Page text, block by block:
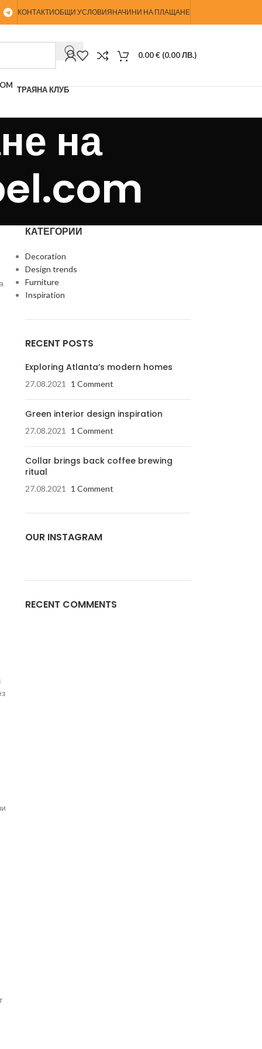
КОНТАКТИОБЩИ УСЛОВИЯНАЧИНИ НА ПЛАЩАНЕ
0.00€ (0.00ЛВ.)
ТРАЯНА КЛУБ
на
КАТЕГОРИИ
Decoration
Design trends
Furniture
Inspiration
RECENT POSTS
Exploring Atlanta’s modern homes
27.08.2021 1 Comment
Green interior design inspiration
27.08.2021 1 Comment
Collar brings back coffee brewing
ritual
27.08.2021 1 Comment
OUR INSTAGRAM
RECENT COMMENTS